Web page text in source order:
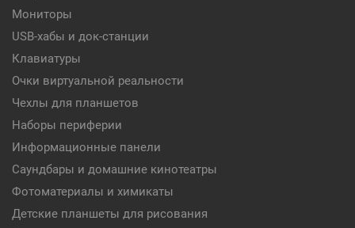
Мониторы
USB-хабы и док-станции
Клавиатуры
Очки виртуальной реальности
Чехлы для планшетов
Наборы периферии
Информационные панели
Саундбары и домашние кинотеатры
Фотоматериалы и химикаты
Детские планшеты для рисования